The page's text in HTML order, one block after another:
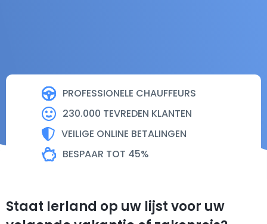
PROFESSIONELE CHAUFFEURS
230.000 TEVREDEN KLANTEN
VEILIGE ONLINE BETALINGEN
BESPAAR TOT 45%
Staat Ierland op uw lijst voor uw